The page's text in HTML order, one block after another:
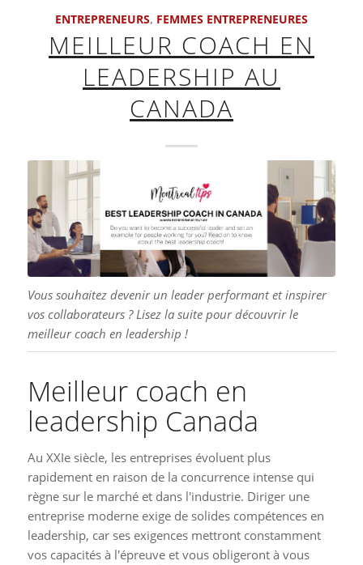
ENTREPRENEURS, FEMMES ENTREPRENEURES
MEILLEUR COACH EN
LEADERSHIP AU
CANADA
Vous souhaitez devenir un leader performant et inspirer
vos collaborateurs ? Lisez la suite pour découvrir le
meilleur coach en leadership !
Meilleur coach en
leadership Canada
Au XXIe siècle, les entreprises évoluent plus
rapidement en raison de la concurrence intense qui
règne sur le marché et dans l'industrie. Diriger une
entreprise moderne exige de solides compétences en
leadership, car ses exigences mettront constamment
vos capacités à l'épreuve et vous obligeront à vous